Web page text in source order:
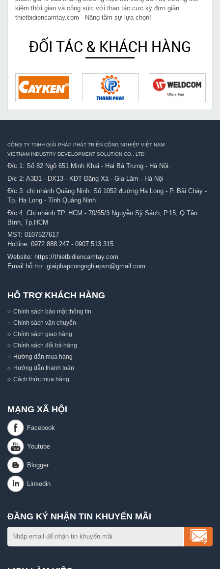
kiệm thời gian và công sức với thao tác cực kỳ đơn giản.
thietbidiencamtay.com - Nâng tầm sự lựa chọn!
ĐỐI TÁC & KHÁCH HÀNG
CÔNG TY TNHH GIẢI PHÁP PHÁT TRIỂN CÔNG NGHIỆP VIỆT NAM
VIETNAM INDUSTRY DEVELOPMENT SOLUTION CO., LTD
Đ/c 1: Số 82 Ngõ 651 Minh Khai - Hai Bà Trưng - Hà Nội.
Đ/c 2: A3D1 - DX13 - KĐT Đặng Xá - Gia Lâm - Hà Nội
Đ/c 3: chi nhánh Quảng Ninh: Số 1052 đường Hạ Long - P. Bãi Cháy -
Tp. Hạ Long - Tỉnh Quảng Ninh
Đ/c 4: Chi nhánh TP. HCM - 70/55/3 Nguyễn Sỹ Sách, P.15, Q.Tân
Bình, Tp.HCM
MST: 0107527617
Hotline: 0972.888.247 - 0907.513.315
Website: https://thietbidiencamtay.com
Email hỗ trợ: giaiphapcongnghiepvn@gmail.com
HỖ TRỢ KHÁCH HÀNG
Chính sách bảo mật thông tin
Chính sách vận chuyển
Chính sách giao hàng
Chính sách đổi trả hàng
Hướng dẫn mua hàng
Hướng dẫn thanh toán
Cách thức mua hàng
MẠNG XÃ HỘI
ĐĂNG KÝ NHẬN TIN KHUYẾN MÃI